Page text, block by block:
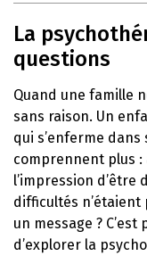
La
questions
Quand une famille
sans raison. Un
qui s’enferme
comprennent plus
l’impression d’être
difficultés
un message ?
d’explorer la